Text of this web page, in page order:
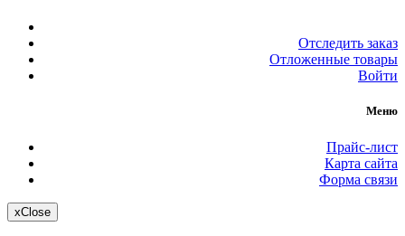
Отследить заказ
Отложенные товары
Войти
Меню
Прайс-лист
Карта сайта
Форма связи
xClose